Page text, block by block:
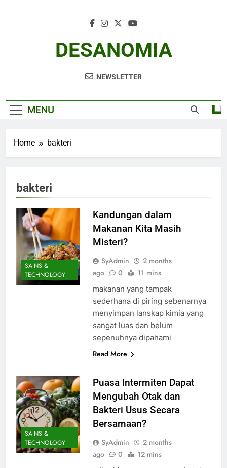
DESANOMIA
NEWSLETTER
MENU
Home bakteri
bakteri
SAINS &
TECHNOLOGY
Kandungan dalam
Makanan Kita Masih
Misteri?
SyAdmin
2 months
ago
0 11 mins
makanan yang tampak
sederhana di piring sebenarnya
menyimpan lanskap kimia yang
sangat luas dan belum
sepenuhnya dipahami
Read More
SAINS &
TECHNOLOGY
Puasa Intermiten Dapat
Mengubah Otak dan
Bakteri Usus Secara
Bersamaan?
SyAdmin
2 months
ago
0 12 mins